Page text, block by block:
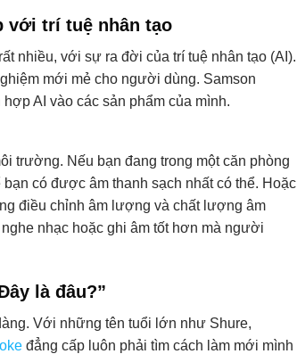
với trí tuệ nhân tạo
nhiều, với sự ra đời của trí tuệ nhân tạo (AI).
mới mẻ cho người dùng. Samson
AI vào các sản phẩm của mình.
trường. Nếu bạn đang trong một căn phòng
có được âm thanh sạch nhất có thể. Hoặc
điều chỉnh âm lượng và chất lượng âm
nhạc hoặc ghi âm tốt hơn mà người
là đâu?”
Với những tên tuổi lớn như Shure,
đẳng cấp luôn phải tìm cách làm mới mình